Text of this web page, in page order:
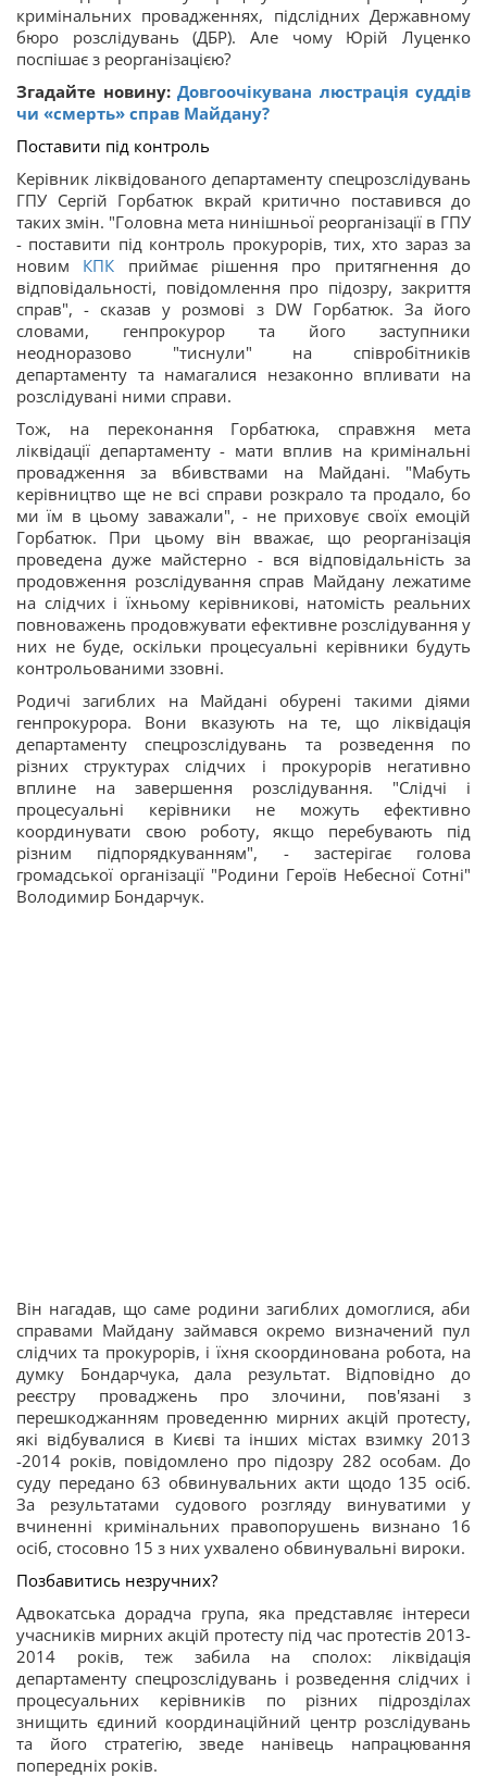
кримінальних провадженнях, підслідних Державному
бюро розслідувань (ДБР). Але чому Юрій Луценко
поспішає з реорганізацією?
Згадайте новину: Довгоочікувана люстрація суддів
чи «смерть» справ Майдану?
Поставити під контроль
Керівник ліквідованого департаменту спецрозслідувань
ГПУ Сергій Горбатюк вкрай критично поставився до
таких змін. "Головна мета нинішньої реорганізації в ГПУ
- поставити під контроль прокурорів, тих, хто зараз за
новим КПК приймає рішення про притягнення до
відповідальності, повідомлення про підозру, закриття
справ", - сказав у розмові з DW Горбатюк. За його
словами, генпрокурор та його заступники
неодноразово "тиснули" на співробітників
департаменту та намагалися незаконно впливати на
розслідувані ними справи.
Тож, на переконання Горбатюка, справжня мета
ліквідації департаменту - мати вплив на кримінальні
провадження за вбивствами на Майдані. "Мабуть
керівництво ще не всі справи розкрало та продало, бо
ми їм в цьому заважали", - не приховує своїх емоцій
Горбатюк. При цьому він вважає, що реорганізація
проведена дуже майстерно - вся відповідальність за
продовження розслідування справ Майдану лежатиме
на слідчих і їхньому керівникові, натомість реальних
повноважень продовжувати ефективне розслідування у
них не буде, оскільки процесуальні керівники будуть
контрольованими ззовні.
Родичі загиблих на Майдані обурені такими діями
генпрокурора. Вони вказують на те, що ліквідація
департаменту спецрозслідувань та розведення по
різних структурах слідчих і прокурорів негативно
вплине на завершення розслідування. "Слідчі і
процесуальні керівники не можуть ефективно
координувати свою роботу, якщо перебувають під
різним підпорядкуванням", - застерігає голова
громадської організації "Родини Героїв Небесної Сотні"
Володимир Бондарчук.
Він нагадав, що саме родини загиблих домоглися, аби
справами Майдану займався окремо визначений пул
слідчих та прокурорів, і їхня скоординована робота, на
думку Бондарчука, дала результат. Відповідно до
реєстру проваджень про злочини, пов'язані з
перешкоджанням проведенню мирних акцій протесту,
які відбувалися в Києві та інших містах взимку 2013
-2014 років, повідомлено про підозру 282 особам. До
суду передано 63 обвинувальних акти щодо 135 осіб.
За результатами судового розгляду винуватими у
вчиненні кримінальних правопорушень визнано 16
осіб, стосовно 15 з них ухвалено обвинувальні вироки.
Позбавитись незручних?
Адвокатська дорадча група, яка представляє інтереси
учасників мирних акцій протесту під час протестів 2013-
2014 років, теж забила на сполох: ліквідація
департаменту спецрозслідувань і розведення слідчих і
процесуальних керівників по різних підрозділах
знищить єдиний координаційний центр розслідувань
та його стратегію, зведе нанівець напрацювання
попередніх років.